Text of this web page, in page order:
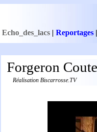
Echo_des_lacs | Reportages
Forgeron
Réalisation Biscarrosse.TV